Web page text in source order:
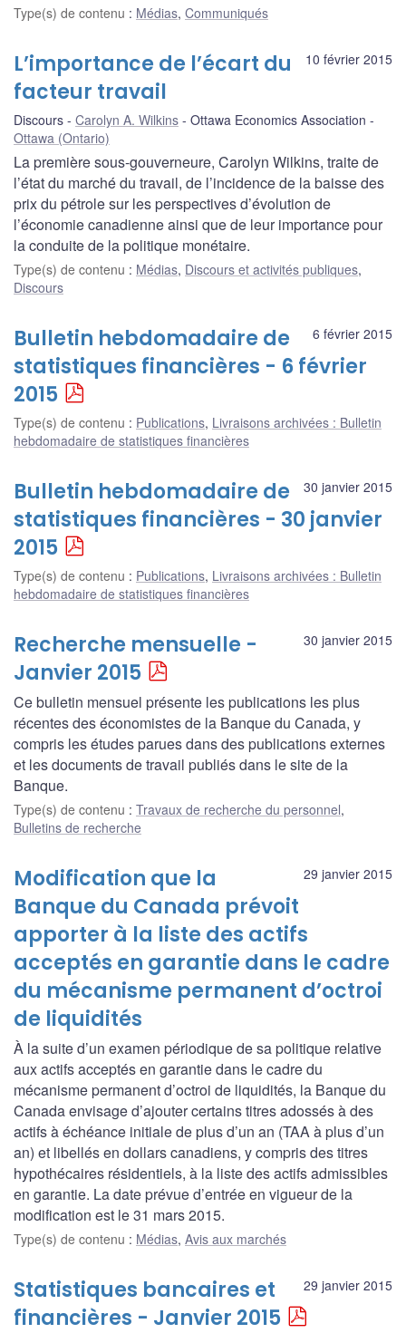
Type(s) de contenu : Médias, Communiqués
10 février 2015
L’importance de l’écart du
facteur travail
Discours Carolyn A. Wilkins
Ottawa Economics Association
Ottawa (Ontario)
La première sous-gouverneure, Carolyn Wilkins, traite de
l’état du marché du travail, de l’incidence de la baisse des
prix du pétrole sur les perspectives d’évolution de
l’économie canadienne ainsi que de leur importance pour
la conduite de la politique monétaire.
Type(s) de contenu : Médias, Discours et activités publiques,
Discours
6 février 2015
Bulletin hebdomadaire de
statistiques financières - 6 février
2015
Type(s) de contenu : Publications, Livraisons archivées : Bulletin
hebdomadaire de statistiques financières
30 janvier 2015
Bulletin hebdomadaire de
statistiques financières - 30 janvier
2015
Type(s) de contenu : Publications, Livraisons archivées : Bulletin
hebdomadaire de statistiques financières
30 janvier 2015
Recherche mensuelle -
Janvier 2015
Ce bulletin mensuel présente les publications les plus
récentes des économistes de la Banque du Canada, y
compris les études parues dans des publications externes
et les documents de travail publiés dans le site de la
Banque.
Type(s) de contenu : Travaux de recherche du personnel,
Bulletins de recherche
29 janvier 2015
Modification que la
Banque du Canada prévoit
apporter à la liste des actifs
acceptés en garantie dans le cadre
du mécanisme permanent d’octroi
de liquidités
À la suite d’un examen périodique de sa politique relative
aux actifs acceptés en garantie dans le cadre du
mécanisme permanent d’octroi de liquidités, la Banque du
Canada envisage d’ajouter certains titres adossés à des
actifs à échéance initiale de plus d’un an (TAA à plus d’un
an) et libellés en dollars canadiens, y compris des titres
hypothécaires résidentiels, à la liste des actifs admissibles
en garantie. La date prévue d’entrée en vigueur de la
modification est le 31 mars 2015.
Type(s) de contenu : Médias, Avis aux marchés
29 janvier 2015
Statistiques bancaires et
financières - Janvier 2015